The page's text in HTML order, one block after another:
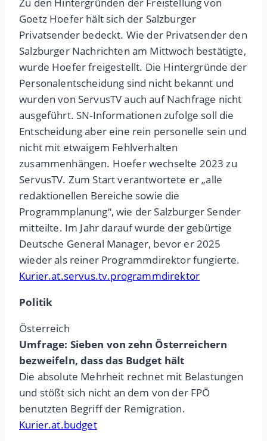
Goetz Hoefer hält sich der Salzburger
Privatsender bedeckt. Wie der Privatsender den
Salzburger Nachrichten am Mittwoch bestätigte,
wurde Hoefer freigestellt. Die Hintergründe der
Personalentscheidung sind nicht bekannt und
wurden von ServusTV auch auf Nachfrage nicht
ausgeführt. SN-Informationen zufolge soll die
Entscheidung aber eine rein personelle sein und
nicht mit etwaigem Fehlverhalten
zusammenhängen. Hoefer wechselte 2023 zu
ServusTV. Zum Start verantwortete er „alle
redaktionellen Bereiche sowie die
Programmplanung“, wie der Salzburger Sender
mitteilte. Im Jahr darauf wurde der gebürtige
Deutsche General Manager, bevor er 2025
wieder als reiner Programmdirektor fungierte.
Kurier.at.servus.tv.programmdirektor
Politik
Österreich
Umfrage: Sieben von zehn Österreichern
bezweifeln, dass das Budget hält
Die absolute Mehrheit rechnet mit Belastungen
und stößt sich nicht an dem von der FPÖ
benutzten Begriff der Remigration.
Kurier.at.budget